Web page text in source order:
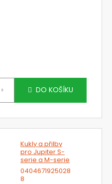
DO KOŠÍKU
Kukly a přilby
pro Jupiter S-
serie a M-serie
0404671925028
8